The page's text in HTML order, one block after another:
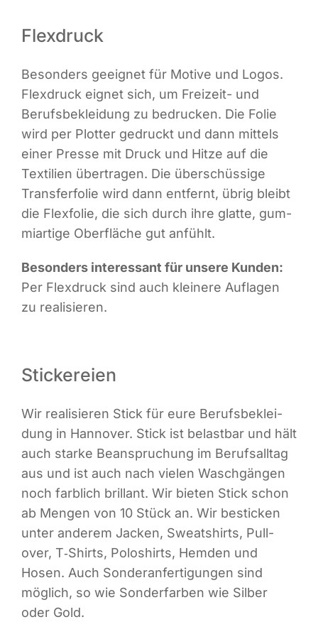
Flexdruck
Beson­ders geeig­net für Moti­ve und Logos.
Flex­druck eig­net sich, um Frei­zeit- und
Berufs­be­klei­dung zu bedru­cken. Die Folie
wird per Plot­ter gedruckt und dann mit­tels
einer Pres­se mit Druck und Hit­ze auf die
Tex­ti­li­en über­tra­gen. Die über­schüs­si­ge
Trans­fer­fo­lie wird dann ent­fernt, übrig bleibt
die Flex­fo­lie, die sich durch ihre glat­te, gum­
mi­ar­ti­ge Ober­flä­che gut anfühlt.
Beson­ders inter­es­sant für unse­re Kun­den:
Per Flex­druck sind auch klei­ne­re Auf­la­gen
zu realisieren.
Stickereien
Wir rea­li­sie­ren Stick für eure Berufs­be­klei­
dung in Han­no­ver. Stick ist belast­bar und hält
auch star­ke Bean­spru­chung im Berufs­all­tag
aus und ist auch nach vie­len Wasch­gän­gen
noch farb­lich bril­lant. Wir bie­ten Stick schon
ab Men­gen von 10 Stück an. Wir besti­cken
unter ande­rem Jacken, Sweat­shirts, Pull­
over, T‑Shirts, Polo­shirts, Hem­den und
Hosen. Auch Son­der­an­fer­ti­gun­gen sind
mög­lich, so wie Son­der­far­ben wie Sil­ber
oder Gold.